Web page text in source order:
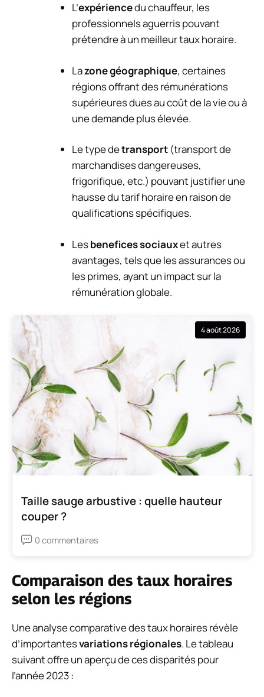
L’expériencedu chauffeur, les
professionnels aguerris pouvant
prétendre à un meilleur taux horaire.
Lazone géographique, certaines
régions offrant des rémunérations
supérieures dues au coût de la vie ou à
une demande plus élevée.
Le type detransport (transport de
marchandises dangereuses,
frigorifique, etc.) pouvant justifier une
hausse du tarif horaire en raison de
qualifications spécifiques.
Lesbenefices sociauxet autres
avantages, tels que les assurances ou
les primes, ayant un impact sur la
rémunération globale.
4 août 2026
Taille sauge arbustive : quelle hauteur
couper ?
0 commentaires
Comparaison des taux horaires
selon les régions
Une analyse comparative des taux horaires révèle
d’importantesvariations régionales. Le tableau
suivant offre un aperçu de ces disparités pour
l’année 2023 :